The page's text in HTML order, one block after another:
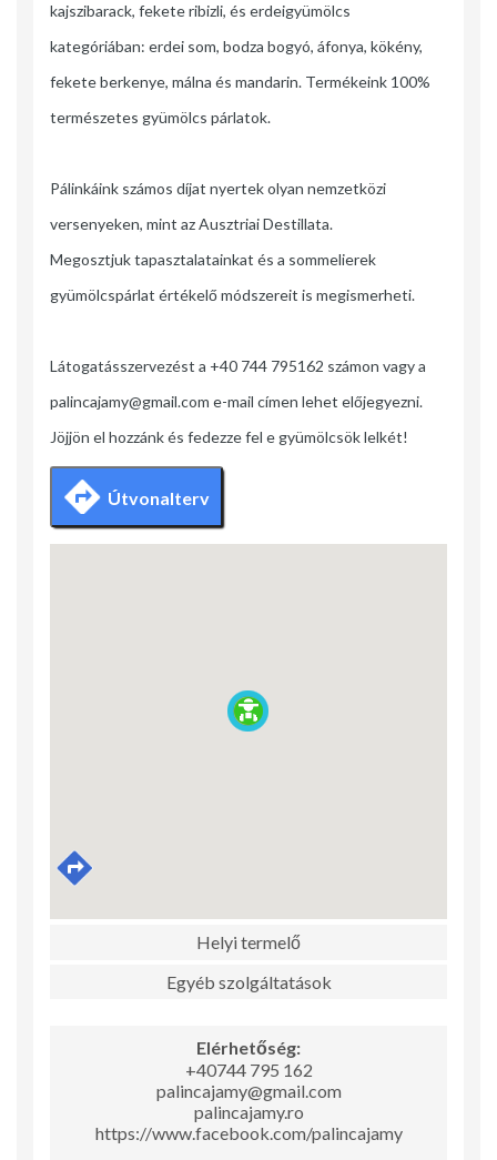
kajszibarack, fekete ribizli, és erdeigyümölcs
kategóriában: erdei som, bodza bogyó, áfonya, kökény,
fekete berkenye, málna és mandarin. Termékeink 100%
természetes gyümölcs párlatok.
Pálinkáink számos díjat nyertek olyan nemzetközi
versenyeken, mint az Ausztriai Destillata.
Megosztjuk tapasztalatainkat és a sommelierek
gyümölcspárlat értékelő módszereit is megismerheti.
Látogatásszervezést a +40 744 795162 számon vagy a
palincajamy@gmail.com e-mail címen lehet előjegyezni.
Jöjjön el hozzánk és fedezze fel e gyümölcsök lelkét!
Útvonalterv
Helyi termelő
Egyéb szolgáltatások
Elérhetőség:
+40744 795 162
palincajamy@gmail.com
palincajamy.ro
https://www.facebook.com/palincajamy